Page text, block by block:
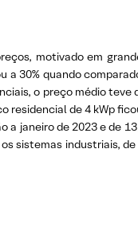
motivado em
30% quando
o preço médio teve
de 4 kWp
janeiro de 2023 e de
sistemas industriais,